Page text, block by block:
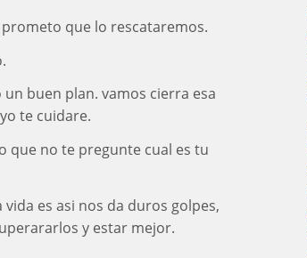
que lo rescataremos.
un buen plan. vamos cierra esa
te cuidare.
que no te pregunte cual es tu
es asi nos da duros golpes,
y estar mejor.